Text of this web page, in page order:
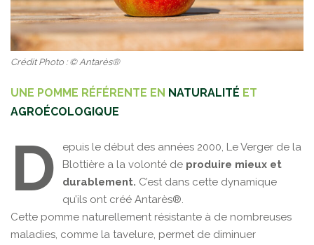
Crédit Photo : © Antarès®
UNE POMME RÉFÉRENTE EN NATURALITÉ ET
AGROÉCOLOGIQUE
D
epuis le début des années 2000, Le Verger de la
Blottière a la volonté de produire mieux et
durablement. C’est dans cette dynamique
qu’ils ont créé Antarès®.
Cette pomme naturellement résistante à de nombreuses
maladies, comme la tavelure, permet de diminuer